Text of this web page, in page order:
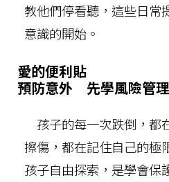
教他們停看聽，這些日常
意識的開始。
愛的便利貼
預防意外 先學風險管理
孩子的每一次跌倒，都
擦傷，都在記住自己的極
孩子自由探索，是學會保